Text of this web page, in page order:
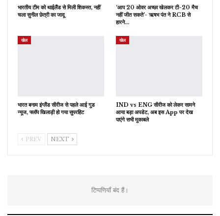
भारतीय टीम को थाईलैंड से मिली शिकस्त, नहीं
चला सुनील छेत्री का जादू
‘आप 20 ओवर अच्छा खेलकर टी-20 मैच
नहीं जीत सकते’- ऋषभ पंत ने RCB से
हारने…
खेल
भारत बनाम इंग्लैंड सीरीज से पहले आई गुड
न्यूज, फ्लॉप खिलाड़ी हो गया सुपरहिट
खेल
IND vs ENG सीरीज को लेकर सामने
आया बड़ा अपडेट, अब इस App पर देख
पाएंगे सभी मुकाबले
PREV NEXT
टिप्पणियाँ बंद हैं।